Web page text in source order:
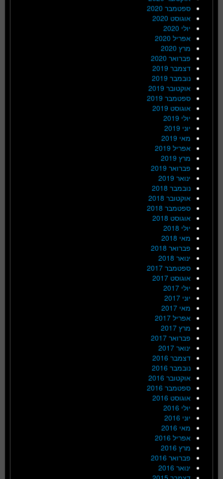
ספטמבר 2020
אוגוסט 2020
יולי 2020
אפריל 2020
מרץ 2020
פברואר 2020
דצמבר 2019
נובמבר 2019
אוקטובר 2019
ספטמבר 2019
אוגוסט 2019
יולי 2019
יוני 2019
מאי 2019
אפריל 2019
מרץ 2019
פברואר 2019
ינואר 2019
נובמבר 2018
אוקטובר 2018
ספטמבר 2018
אוגוסט 2018
יולי 2018
מאי 2018
פברואר 2018
ינואר 2018
ספטמבר 2017
אוגוסט 2017
יולי 2017
יוני 2017
מאי 2017
אפריל 2017
מרץ 2017
פברואר 2017
ינואר 2017
דצמבר 2016
נובמבר 2016
אוקטובר 2016
ספטמבר 2016
אוגוסט 2016
יולי 2016
יוני 2016
מאי 2016
אפריל 2016
מרץ 2016
פברואר 2016
ינואר 2016